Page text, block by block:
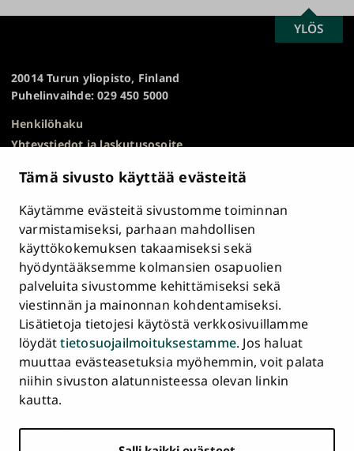
Tämä sivusto käyttää evästeitä
Käytämme evästeitä sivustomme toiminnan
varmistamiseksi, parhaan mahdollisen
käyttökokemuksen takaamiseksi sekä
hyödyntääksemme kolmansien osapuolien
palveluita sivustomme kehittämiseksi sekä
viestinnän ja mainonnan kohdentamiseksi.
Lisätietoja tietojesi käytöstä verkkosivuillamme
löydättietosuojailmoituksestamme. Jos haluat
muuttaa evästeasetuksia myöhemmin, voit palata
niihin sivuston alatunnisteessa olevan linkin
kautta.
ki
20014 Turun yliopisto, Finland
Puhelinvaihde: 029 450 5000
Henkilöhaku
Yhteystiedot ja laskutusosoite
HR Excellence in Research
Tietosuojailmoitus
Asiakirjajulkisuuskuvaus ja tietopyynnöt
Väärinkäytösepäilyt
Saavutettavuusseloste
Palaute
Intranet ja sähköiset työkalut
Evästeasetukset
Päävalikko
alatunnisteessa
ETUSIVU
Turun
yliopisto
Turun
yliopisto
TurunTurunTurunTurun
SCROLL
TO
YLÖS